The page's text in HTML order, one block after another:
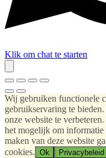
Klik om chat te starten
Wij gebruiken functionele
gebruikservaring te
onze website te
het mogelijk om
maken van deze website
cookies. Ok Privacybeleid